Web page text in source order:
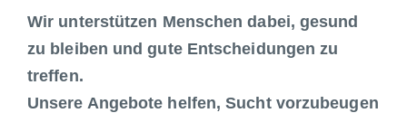
Wir unterstützen Menschen dabei, gesund
zu bleiben und gute Entscheidungen zu
treffen.
Unsere Angebote helfen, Sucht vorzubeugen